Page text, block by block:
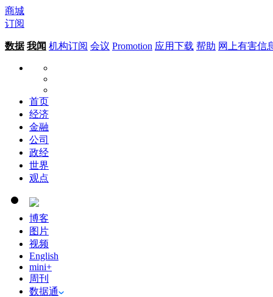
商城
订阅
数据 我闻 机构订阅 会议 Promotion 应用下载 帮助 网上有害信
首页
经济
金融
公司
政经
世界
观点
博客
图片
视频
English
mini+
周刊
数据通